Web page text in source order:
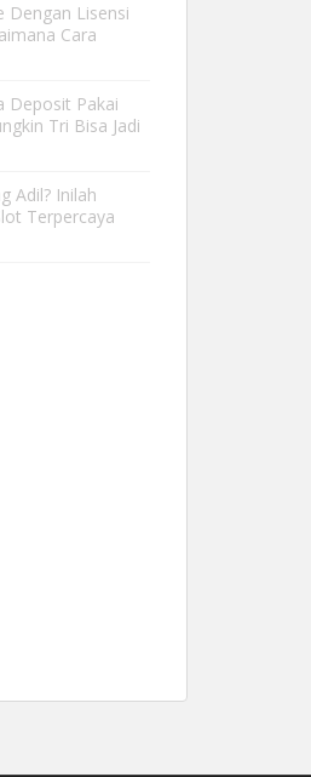
Dengan Lisensi
Cara
Deposit Pakai
Tri Bisa Jadi
Adil? Inilah
Terpercaya